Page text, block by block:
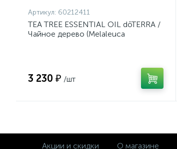
Артикул: 60212411
TEA TREE ESSENTIAL OIL dōTERRA /
Чайное дерево (Melaleuca
3 230 ₽ /шт
Акции и скидки О магазине